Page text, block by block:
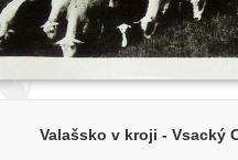
Valašsko v kroji - Vsacký